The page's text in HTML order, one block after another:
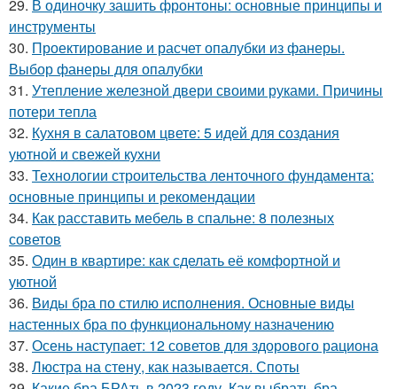
29. В одиночку зашить фронтоны: основные принципы и
инструменты
30. Проектирование и расчет опалубки из фанеры.
Выбор фанеры для опалубки
31. Утепление железной двери своими руками. Причины
потери тепла
32. Кухня в салатовом цвете: 5 идей для создания
уютной и свежей кухни
33. Технологии строительства ленточного фундамента:
основные принципы и рекомендации
34. Как расставить мебель в спальне: 8 полезных
советов
35. Один в квартире: как сделать её комфортной и
уютной
36. Виды бра по стилю исполнения. Основные виды
настенных бра по функциональному назначению
37. Осень наступает: 12 советов для здорового рациона
38. Люстра на стену, как называется. Споты